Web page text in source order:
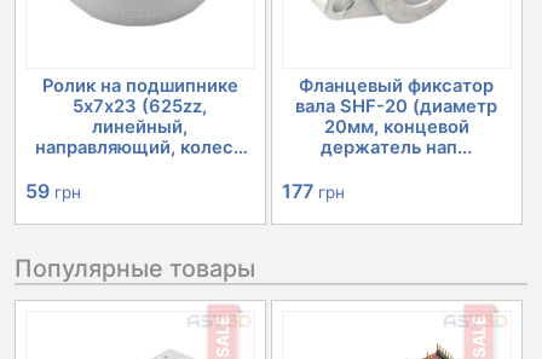
Ролик на подшипнике
5х7х23 (625zz,
линейный,
направляющий, колесо
59 грн
Фланцевый фиксатор
вала SHF-20 (диаметр
20мм, концевой
держатель нап...
177 грн
Популярные товары
SALE SALE